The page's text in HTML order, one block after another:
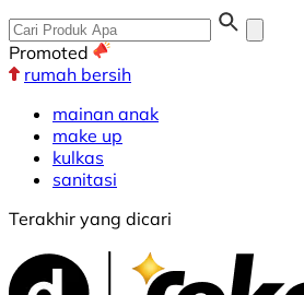
Promoted
rumah bersih
mainan anak
make up
kulkas
sanitasi
Terakhir yang dicari